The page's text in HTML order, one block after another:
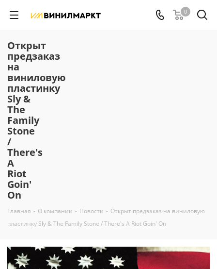
0
Открыт
предзаказ
на
виниловую
пластинку
Sly &
The
Family
Stone
/
There's
A
Riot
Goin'
On
Главная - О компании - Новости - Открыт предзаказ на виниловую
пластинку Sly & The Family Stone / There's A Riot Goin' On